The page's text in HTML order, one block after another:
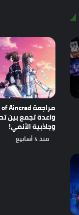
وجاذبية الأنمي!
منذ 4 أسابيع